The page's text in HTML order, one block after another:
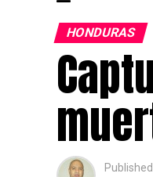
HONDURAS
Published